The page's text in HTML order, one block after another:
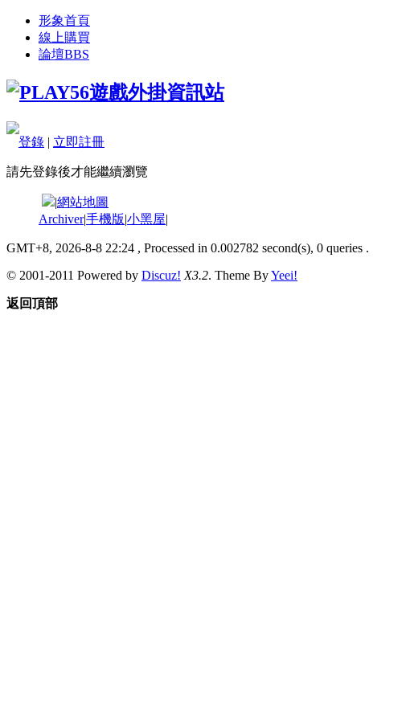
形象首頁
線上購買
論壇BBS
登錄 | 立即註冊
請先登錄後才能繼續瀏覽
|網站地圖
Archiver|手機版|小黑屋|
GMT+8, 2026-8-8 22:24 , Processed in 0.002782 second(s), 0 queries .
© 2001-2011 Powered by Discuz! X3.2. Theme ByYeei!
返回頂部